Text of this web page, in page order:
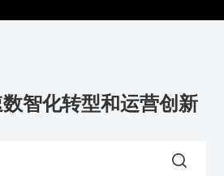
智化转型和运营创新